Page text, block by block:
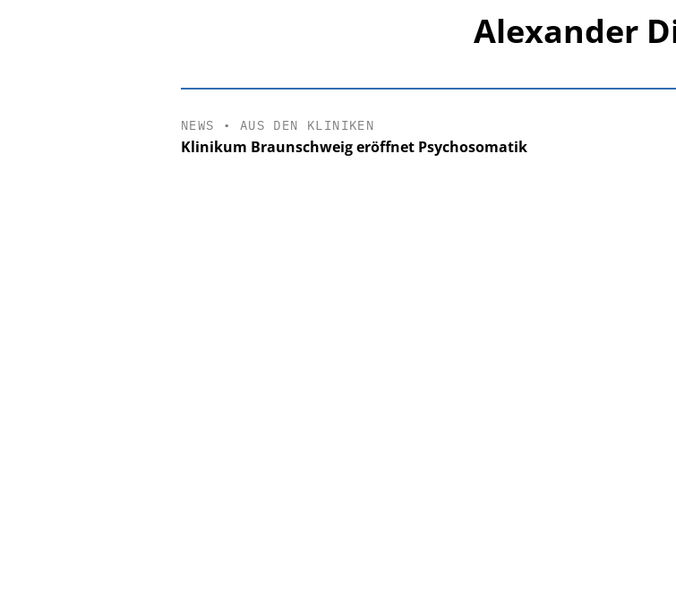
Alexander
NEWS • AUS DEN KLINIKEN
Klinikum Braunschweig eröffnet Psychosomatik